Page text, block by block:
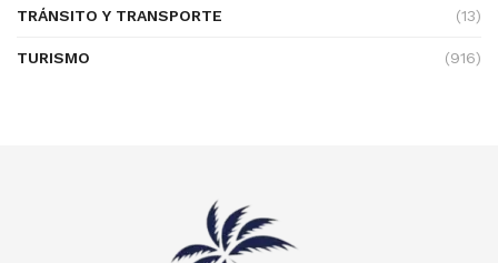
TRÁNSITO Y TRANSPORTE (13)
TURISMO (916)